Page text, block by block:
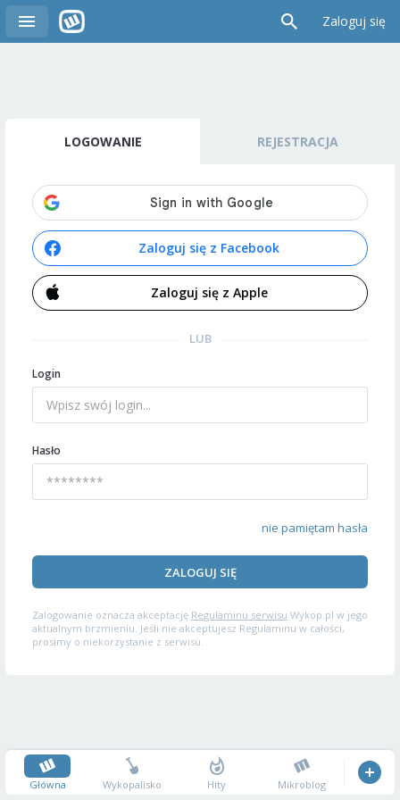
Zaloguj się
LOGOWANIE REJESTRACJA
Zaloguj się z Facebook
Zaloguj się z Apple
LUB
Login
Hasło
nie pamiętam hasła
ZALOGUJ SIĘ
Zalogowanie oznacza akceptację Regulaminu serwisu Wykop.pl w jego
aktualnym brzmieniu. Jeśli nie akceptujesz Regulaminu w całości,
prosimy o niekorzystanie z serwisu.
Główna Wykopalisko Hity Mikroblog